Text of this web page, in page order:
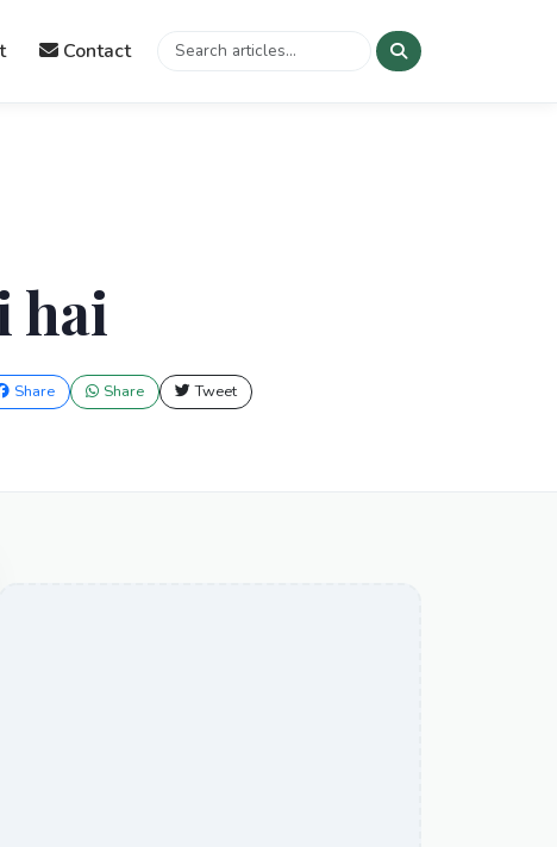
Contact
hai
Share Share Tweet